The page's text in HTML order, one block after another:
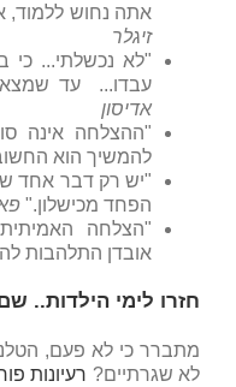
אתה נחוש ללמוד,
זיגלר
עבדו... עד
אדיסון
"ההצלחה אינה
להמשיך הוא
"יש רק דבר אחד
הפחד מכישלון."
"הצלחה האמיתית
אובדן התלהבות
חזרו לימי הילדות..
מתברר כי לא פעם,
לא שגרתיים? רעיונות